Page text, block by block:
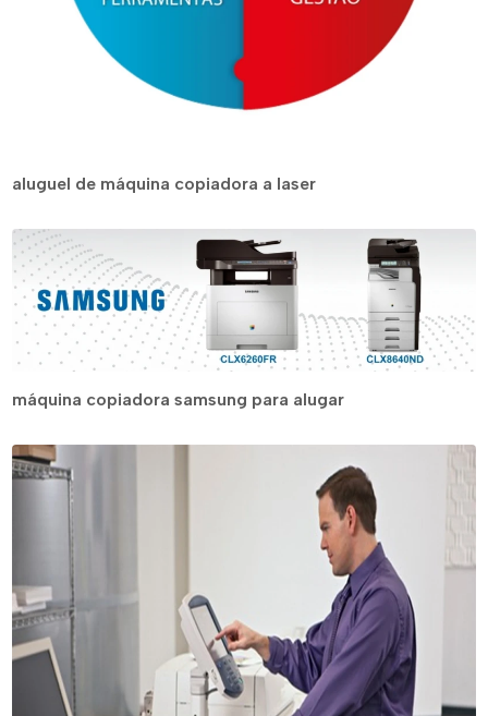
aluguel de máquina copiadora a laser
máquina copiadora samsung para alugar